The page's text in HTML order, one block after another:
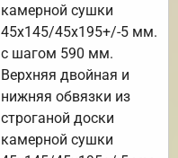
камерной сушки
45х145/45х195+/-5 мм.
с шагом 590 мм.
Верхняя двойная и
нижняя обвязки из
строганой доски
камерной сушки